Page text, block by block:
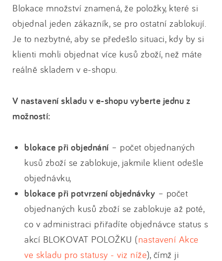
Blokace množství znamená, že položky, které si
objednal jeden zákazník, se pro ostatní zablokují.
Je to nezbytné, aby se předešlo situaci, kdy by si
klienti mohli objednat více kusů zboží, než máte
reálně skladem v e-shopu.
V nastavení skladu v e-shopu vyberte jednu z
možností:
blokace při objednání – počet objednaných
kusů zboží se zablokuje, jakmile klient odešle
objednávku,
blokace při potvrzení objednávky – počet
objednaných kusů zboží se zablokuje až poté,
co v administraci přiřadíte objednávce status s
akcí BLOKOVAT POLOŽKU (nastavení Akce
ve skladu pro statusy - viz níže), čímž ji